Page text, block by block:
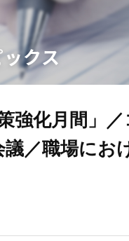
クス
強化月間」
議／職場にお